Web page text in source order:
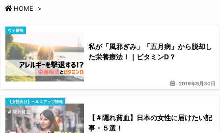
HOME >
2019年5月30日
ウラ情報
私が「風邪ぎみ」「五月病」から脱却し
た栄養療法！｜ビタミンD？
【女性向け】ヘルスアップ情報
【＃隠れ貧血】日本の女性に届けたい記
事・５選！